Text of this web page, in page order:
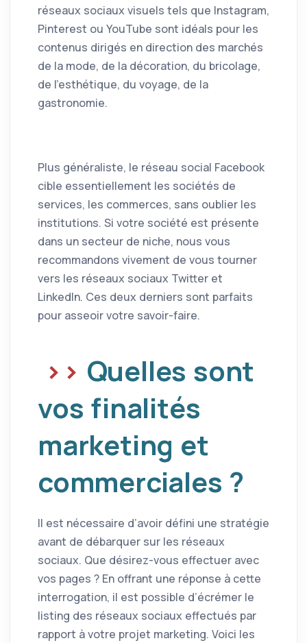
réseaux sociaux visuels tels que Instagram,
Pinterest ou YouTube sont idéals pour les
contenus dirigés en direction des marchés
de la mode, de la décoration, du bricolage,
de l’esthétique, du voyage, de la
gastronomie.
Plus généraliste, le réseau social Facebook
cible essentiellement les sociétés de
services, les commerces, sans oublier les
institutions. Si votre société est présente
dans un secteur de niche, nous vous
recommandons vivement de vous tourner
vers les réseaux sociaux Twitter et
LinkedIn. Ces deux derniers sont parfaits
pour asseoir votre savoir-faire.
Quelles sont
vos finalités
marketing et
commerciales ?
Il est nécessaire d’avoir défini une stratégie
avant de débarquer sur les réseaux
sociaux. Que désirez-vous effectuer avec
vos pages ? En offrant une réponse à cette
interrogation, il est possible d’écrémer le
listing des réseaux sociaux effectués par
rapport à votre projet marketing. Voici les